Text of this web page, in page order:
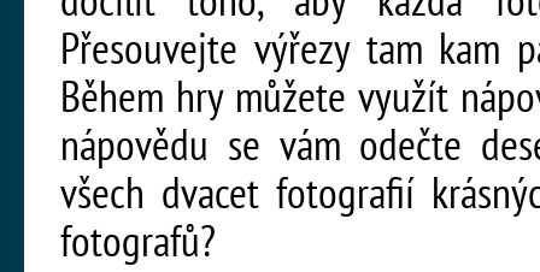
Přesouvejte výřezy tam kam
Během hry můžete využít
nápovědu se vám odečte
všech dvacet fotografií
fotografů?